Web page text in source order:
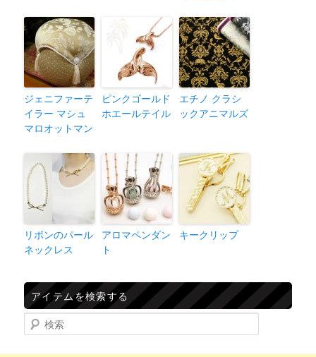
ジェニファーテ
イラー マシュ
マロオットマン
ピンクゴールド
ホエールテイル
エチノ クラシ
ックアニマルズ
リボンのパール
ネックレス
アロマペンダン
ト
キークリップ
アイテムを検索する
検索